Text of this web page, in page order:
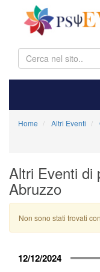
Home Altri Eventi
Altri Eventi di
Abruzzo
Non sono stati trovati
12/12/2024